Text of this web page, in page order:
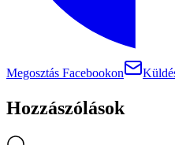
Megosztás Facebookon
Hozzászólások